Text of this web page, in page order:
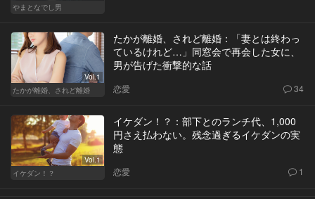
やまとなでし男
Vol.1
たかが離婚、されど離婚
たかが離婚、されど離婚：「妻とは終わっ
ているけれど…」同窓会で再会した女に、
男が告げた衝撃的な話
恋愛 34
Vol.1
イケダン！？
イケダン！？：部下とのランチ代、1,000
円さえ払わない。残念過ぎるイケダンの実
態
恋愛 1